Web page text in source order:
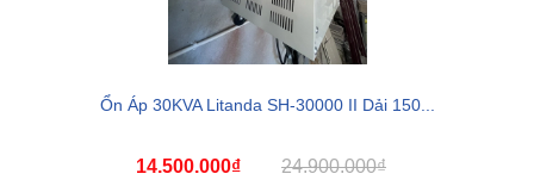
Ổn Áp 30KVA Litanda SH-30000 II Dải 150...
14.500.000₫ 24.900.000₫